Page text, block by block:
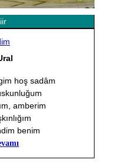
hoş sadâm
amberim
benim